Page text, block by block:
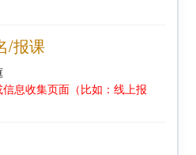
/报课
息收集页面（比如：线上报